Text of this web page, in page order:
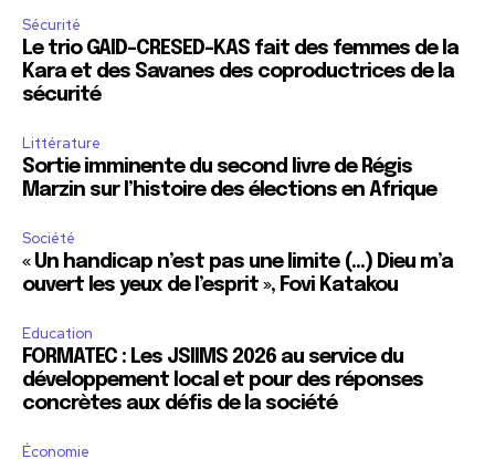
Sécurité
Le trio GAID-CRESED-KAS fait des femmes de la
Kara et des Savanes des coproductrices de la
sécurité
Littérature
Sortie imminente du second livre de Régis
Marzin sur l’histoire des élections en Afrique
Société
« Un handicap n’est pas une limite (…) Dieu m’a
ouvert les yeux de l’esprit », Fovi Katakou
Education
FORMATEC : Les JSIIMS 2026 au service du
développement local et pour des réponses
concrètes aux défis de la société
Économie